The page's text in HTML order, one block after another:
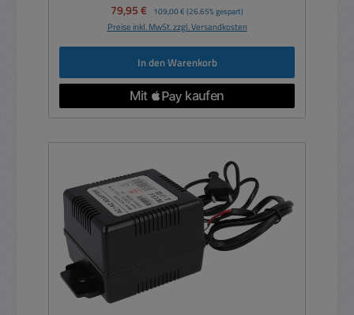
Verkaufspreis:
79,95 € Regulärer Preis:
109,00 € (26.65% gespart)
Preise inkl. MwSt. zzgl. Versandkosten
In den Warenkorb